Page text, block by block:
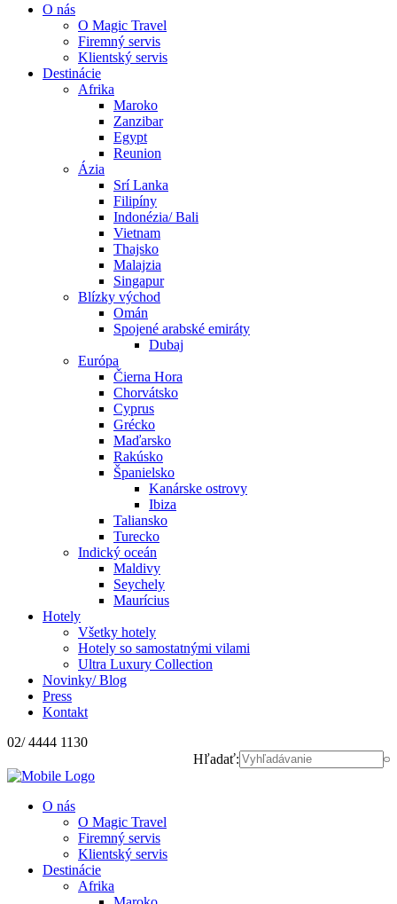
O nás
O Magic Travel
Firemný servis
Klientský servis
Destinácie
Afrika
Maroko
Zanzibar
Egypt
Reunion
Ázia
Srí Lanka
Filipíny
Indonézia/ Bali
Vietnam
Thajsko
Malajzia
Singapur
Blízky východ
Omán
Spojené arabské emiráty
Dubaj
Európa
Čierna Hora
Chorvátsko
Cyprus
Grécko
Maďarsko
Rakúsko
Španielsko
Kanárske ostrovy
Ibiza
Taliansko
Turecko
Indický oceán
Maldivy
Seychely
Maurícius
Hotely
Všetky hotely
Hotely so samostatnými vilami
Ultra Luxury Collection
Novinky/ Blog
Press
Kontakt
02/ 4444 1130
Hľadať:
O nás
O Magic Travel
Firemný servis
Klientský servis
Destinácie
Afrika